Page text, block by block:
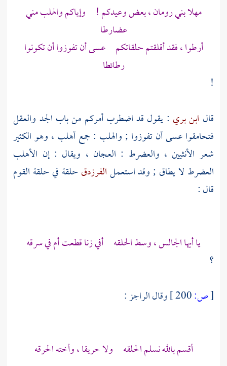
مهلابني رومان، بعض وعيدكم ! وإياكم والهلب مني
عضارطا
أرطوا ، فقد أقلقتم حلقاتكم عسى أن تفوزوا أن تكونوا
رطائطا
!
قال ابن بري : يقول قد اضطرب أمركم من باب الجد والعقل
فتحامقوا عسى أن تفوزوا ; والهلب : جمع أهلب ، وهو الكثير
شعر الأنثيين ، والعضرط : العجان ، ويقال : إن الأهلب
العضرط لا يطاق ; وقد استعملالفرزدق حلقة في حلقة القوم
قال :
يا أيها الجالس ، وسط الحلقه أفي زنا قطعت أم في سرقه
؟
[ص: وقال الراجز :
أقسم بالله نسلم الحلقه ولا حريقا ، وأخته الحرقه